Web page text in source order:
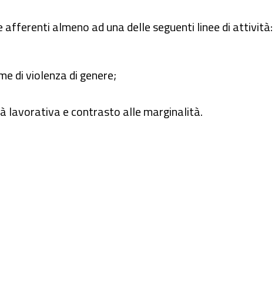
afferenti almeno ad una delle seguenti linee di attività:
di violenza di genere;
lavorativa e contrasto alle marginalità.